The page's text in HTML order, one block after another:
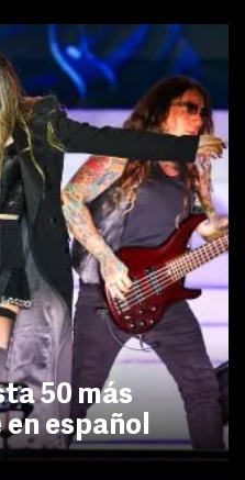
50 más
en español